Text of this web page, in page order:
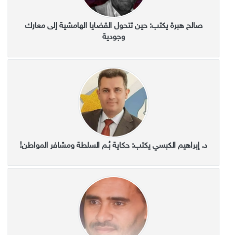
صالح هبرة يكتب: حين تتحول القضايا الهامشية إلى معارك
وجودية
د. إبراهيم الكبسي يكتب: حكاية بُـم السلطة ومشافر المواطن!